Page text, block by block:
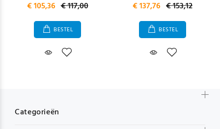
€ 105,36 € 117,00
BESTEL
€ 137,76 € 153,12
BESTEL
Categorieën